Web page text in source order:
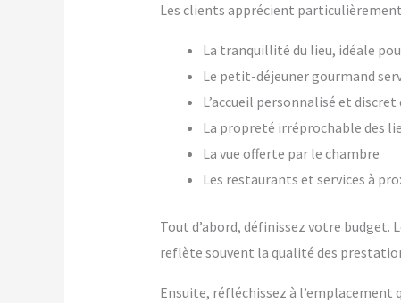
Les clients apprécient
La tranquillité du lieu, idéale
Le petit-déjeuner gourmand
L’accueil personnalisé et
La propreté irréprochable des
La vue offerte par le chambre
Les restaurants et services à
Tout d’abord, définissez votre budget.
reflète souvent la qualité des
Ensuite, réfléchissez à